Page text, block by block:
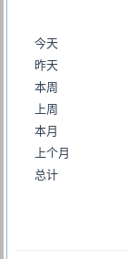
今天
昨天
本周
上周
本月
上个月
总计